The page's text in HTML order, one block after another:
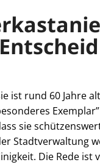
ist rund 60 Jahre
sie
Stadtverwaltung
Die Rede ist